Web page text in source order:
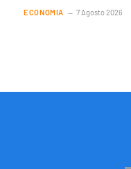
ECONOMIA 7 Agosto 2026